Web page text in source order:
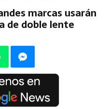
marcas usarán
de doble lente